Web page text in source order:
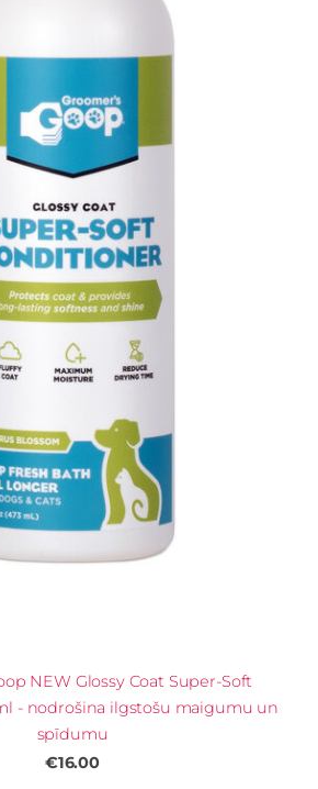
NEW Glossy Coat Super-Soft
- nodrošina ilgstošu maigumu un
spīdumu
€16.00